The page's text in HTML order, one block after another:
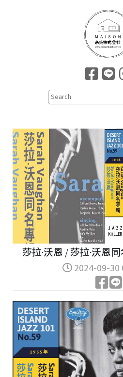
莎拉·沃恩 / 莎拉·沃恩
2024-09-30